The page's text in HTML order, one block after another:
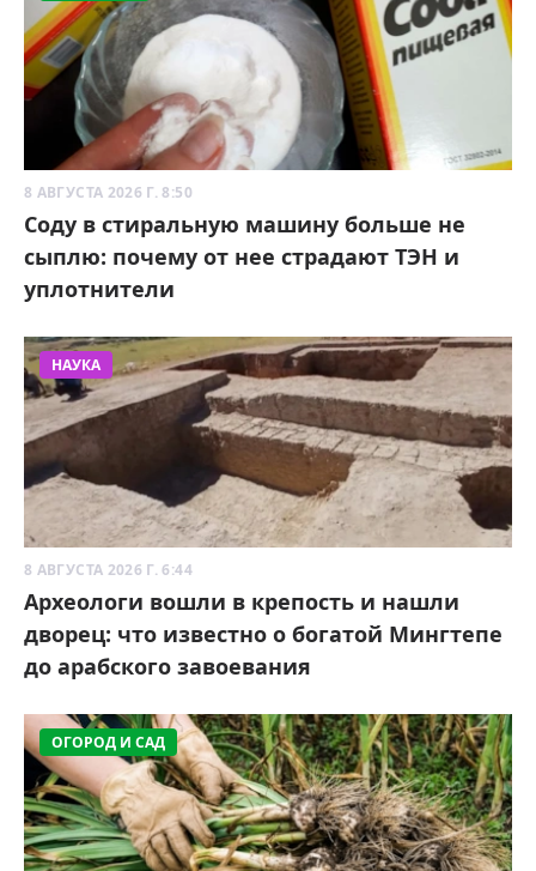
8 АВГУСТА 2026 Г. 8:50
Соду в стиральную машину больше не
сыплю: почему от нее страдают ТЭН и
уплотнители
НАУКА
8 АВГУСТА 2026 Г. 6:44
Археологи вошли в крепость и нашли
дворец: что известно о богатой Мингтепе
до арабского завоевания
ОГОРОД И САД